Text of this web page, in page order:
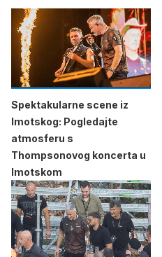
Spektakularne scene iz
Imotskog: Pogledajte
atmosferu s
Thompsonovog koncerta u
Imotskom